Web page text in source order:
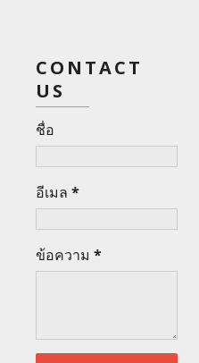
CONTACT
US
ชื่อ
อีเมล *
ข้อความ *